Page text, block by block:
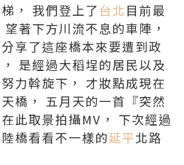
， 我們登上了 台北 目前最
著下方川流不息的車陣，
享了這座橋本來要遭到政
是經過大稻埕的居民以及
力斡旋下， 才妝點成現在
橋， 五月天的一首『突然
此取景拍攝MV， 下次經過
橋看看不一樣的延平北路